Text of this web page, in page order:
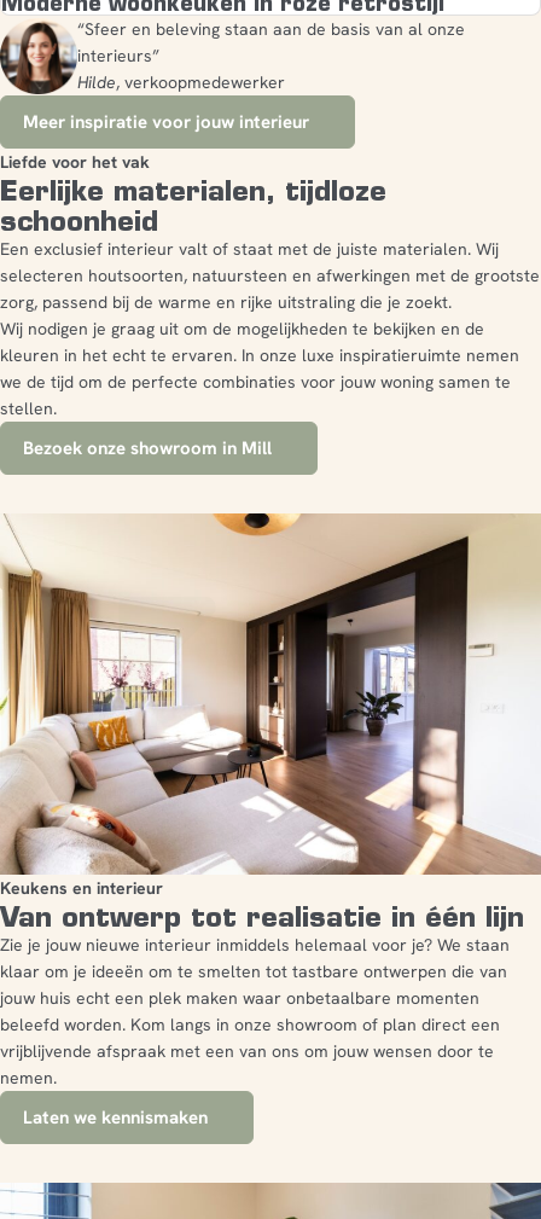
“Sfeer en beleving staan aan de basis van al onze
interieurs”
Hilde, verkoopmedewerker
Meer inspiratie voor jouw interieur
Liefde voor het vak
Eerlijke materialen, tijdloze
schoonheid
Een exclusief interieur valt of staat met de juiste materialen. Wij
selecteren houtsoorten, natuursteen en afwerkingen met de grootste
zorg, passend bij de warme en rijke uitstraling die je zoekt.
Wij nodigen je graag uit om de mogelijkheden te bekijken en de
kleuren in het echt te ervaren. In onze luxe inspiratieruimte nemen
we de tijd om de perfecte combinaties voor jouw woning samen te
stellen.
Bezoek onze showroom in Mill
Keukens en interieur
Van ontwerp tot realisatie in één lijn
Zie je jouw nieuwe interieur inmiddels helemaal voor je? We staan
klaar om je ideeën om te smelten tot tastbare ontwerpen die van
jouw huis echt een plek maken waar onbetaalbare momenten
beleefd worden. Kom langs in onze showroom of plan direct een
vrijblijvende afspraak met een van ons om jouw wensen door te
nemen.
Laten we kennismaken